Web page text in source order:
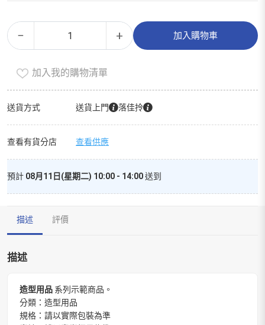
$177.00。
價
格：
$150.00。
−
造
型
（家
庭
量
+ 加入購物車
Alternative:
加入我的購物清單
送貨方式 送貨上門 落佳拎
查看有貨分店 查看供應
預計 08月11日(星期二) 10:00 - 14:00送到
描述 評價
描述
造型用品 系列示範商品。
分類：造型用品
規格：請以實際包裝為準